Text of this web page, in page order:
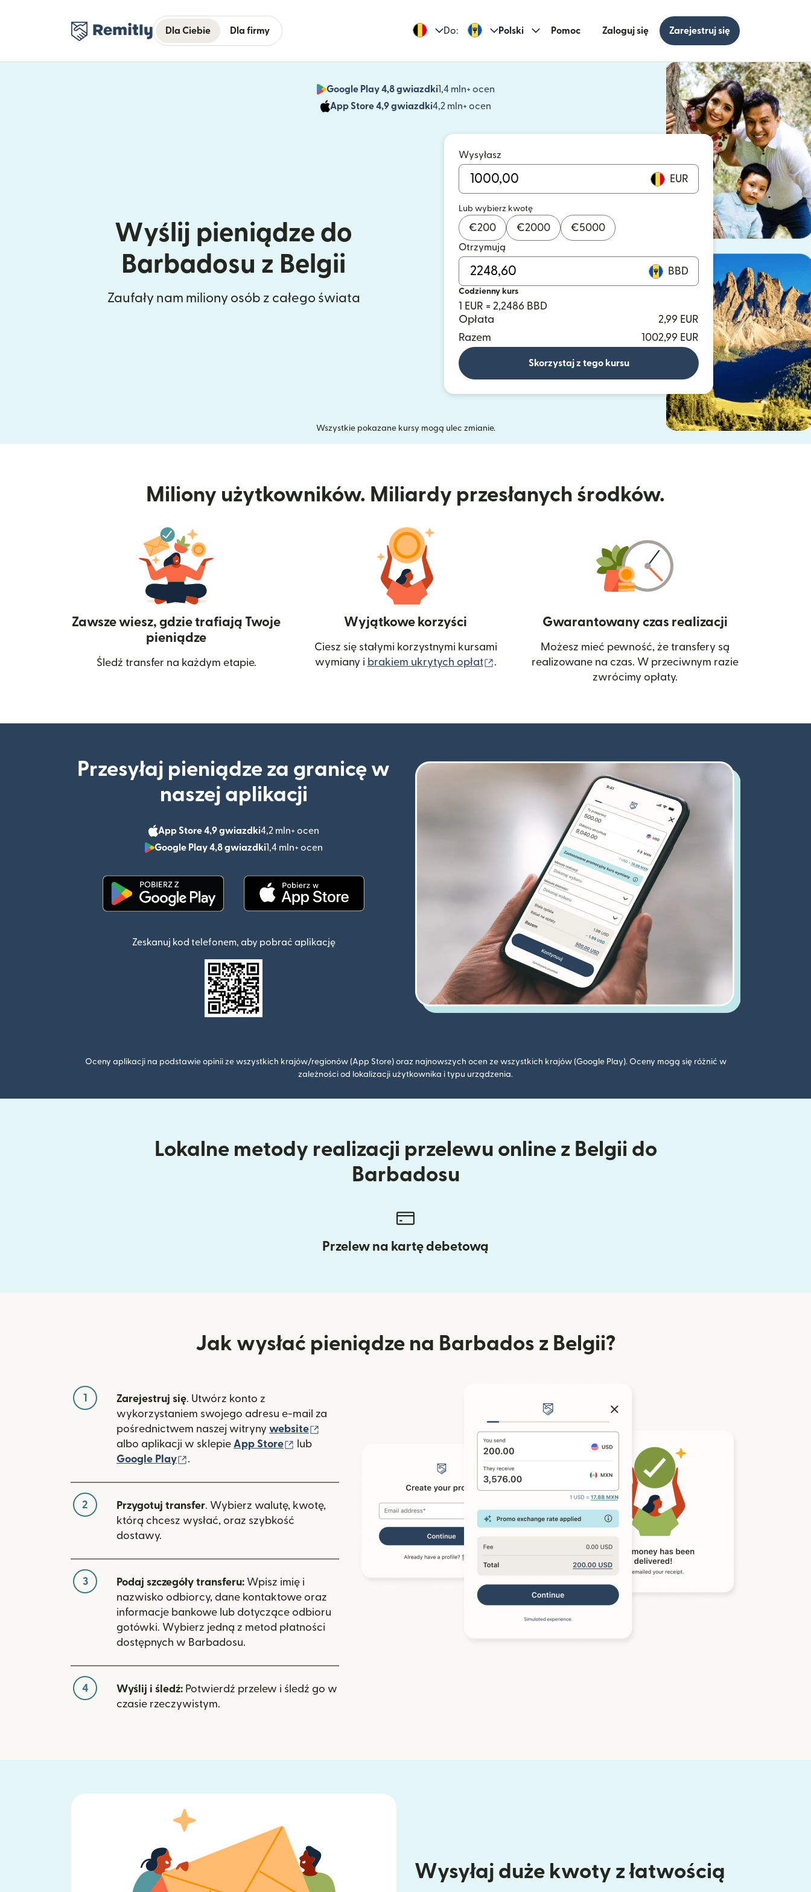
Dla Ciebie Dla firmy Do: Polski Pomoc Zaloguj się Zarejestruj się
Google Play 4,8 gwiazdki1,4 mln+ ocen
(otwiera się w nowym oknie)
App Store 4,9 gwiazdki4,2 mln+ ocen
(otwiera się w nowym oknie)
Wyślij pieniądze do
Barbadosu z Belgii
Zaufały nam miliony osób z całego świata
Wysyłasz
EUR
Lub wybierz kwotę
€200 €2000 €5000
Otrzymują
BBD
Codzienny kurs
1 EUR = 2,2486 BBD
Opłata
2,99 EUR
Razem
1002,99 EUR
Skorzystaj z tego kursu
Wszystkie pokazane kursy mogą ulec zmianie.
Miliony użytkowników. Miliardy przesłanych środków.
Zawsze wiesz, gdzie trafiają Twoje
pieniądze
Śledź transfer na każdym etapie.
Wyjątkowe korzyści
Ciesz się stałymi korzystnymi kursami
wymiany i brakiem ukrytych opłat (otwiera się w nowym oknie)
.
Gwarantowany czas realizacji
Możesz mieć pewność, że transfery są
realizowane na czas. W przeciwnym razie
zwrócimy opłaty.
Przesyłaj pieniądze za granicę w
naszej aplikacji
App Store 4,9 gwiazdki4,2 mln+ ocen
(otwiera się w nowym oknie)
Google Play 4,8 gwiazdki1,4 mln+ ocen
(otwiera się w nowym oknie)
Zeskanuj kod telefonem, aby pobrać aplikację
Oceny aplikacji na podstawie opinii ze wszystkich krajów/regionów (App Store) oraz najnowszych ocen ze wszystkich krajów (Google Play). Oceny mogą się różnić w
zależności od lokalizacji użytkownika i typu urządzenia.
Lokalne metody realizacji przelewu online z Belgii do
Barbadosu
Przelew na kartę debetową
Jak wysłać pieniądze na Barbados z Belgii?
1 Zarejestruj się. Utwórz konto z
wykorzystaniem swojego adresu e-mail za
pośrednictwem naszej witryny website
albo aplikacji w sklepie App Store (otwiera się w nowym oknie)
lub
Google Play
.
2 Przygotuj transfer. Wybierz walutę, kwotę,
którą chcesz wysłać, oraz szybkość
dostawy.
3 Podaj szczegóły transferu: Wpisz imię i
nazwisko odbiorcy, dane kontaktowe oraz
informacje bankowe lub dotyczące odbioru
gotówki. Wybierz jedną z metod płatności
dostępnych w Barbadosu.
4 Wyślij i śledź: Potwierdź przelew i śledź go w
czasie rzeczywistym.
Wysyłaj duże kwoty z łatwością